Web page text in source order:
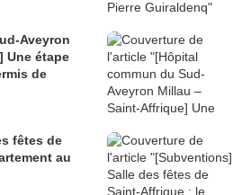
Aveyron
Une étape
de
fêtes de
au